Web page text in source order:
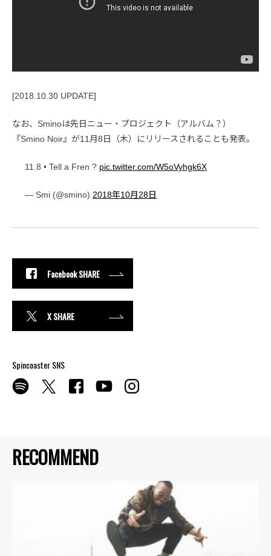
RECOMMEND
[2018.10.30 UPDATE]
なお、Sminoは先日ニュー・プロジェクト（アルバム？）
『Smino Noir』が11月8日（木）にリリースされることも発表。
11.8 • Tell a Fren ? pic.twitter.com/W5oVyhgk6X
— Smi (@smino) 2018年10月28日
Facebook SHARE
X SHARE
Spincoaster SNS